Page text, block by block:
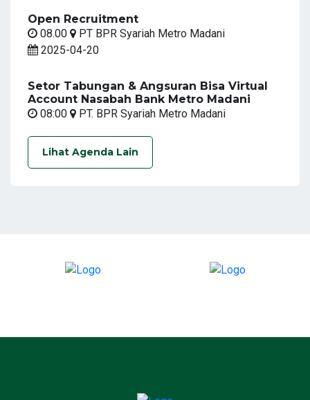
Open Recruitment
08.00
PT BPR Syariah Metro Madani
2025-04-20
Setor Tabungan & Angsuran Bisa Virtual
Account Nasabah Bank Metro Madani
08:00
PT. BPR Syariah Metro Madani
Lihat Agenda Lain